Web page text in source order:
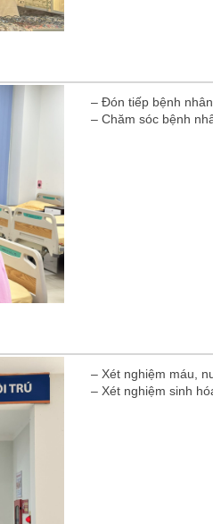
– Đón tiếp bệnh
– Chăm sóc bệnh
– Xét nghiệm máu,
– Xét nghiệm sinh